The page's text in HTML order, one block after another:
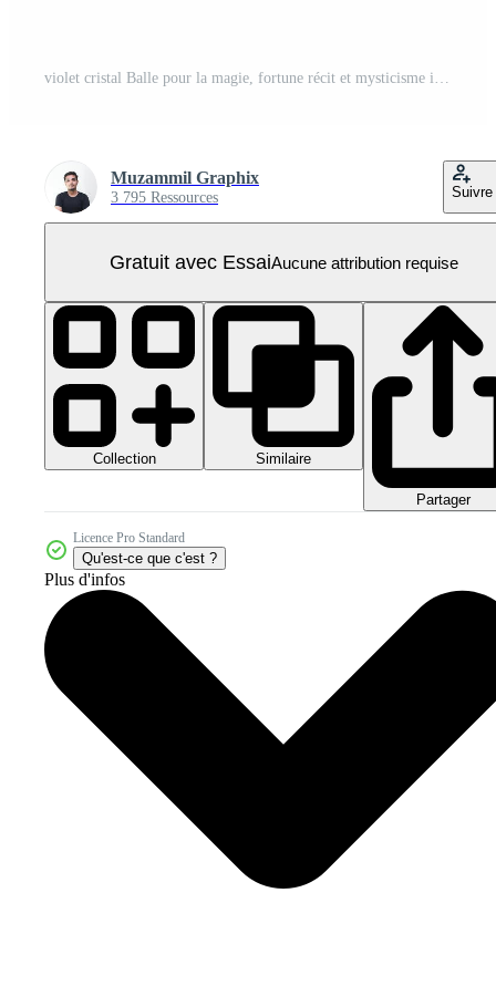
violet cristal Balle pour la magie, fortune récit et mysticisme isolé sur transparent Contexte PNG Pro
Muzammil Graphix
3 795 Ressources Suivre
Gratuit avec EssaiAucune attribution requise
Collection Similaire
Partager
Licence Pro Standard
Qu'est-ce que c'est ?
Plus d'infos